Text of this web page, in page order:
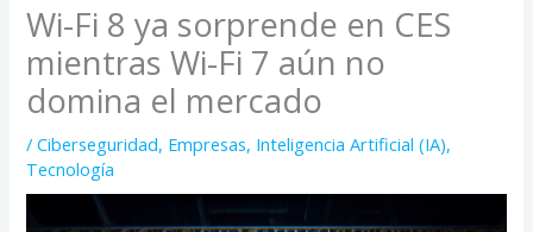
Wi-Fi 8 ya sorprende en CES
mientras Wi-Fi 7 aún no
domina el mercado
/Ciberseguridad, Empresas, Inteligencia Artificial (IA),
Tecnología